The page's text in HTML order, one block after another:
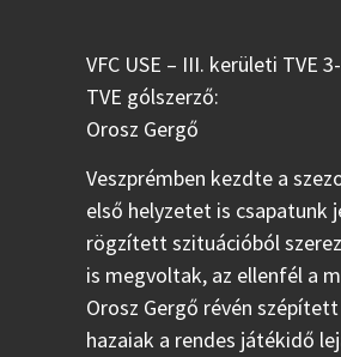
VFC USE – III. kerületi TVE
TVE gólszerző:
Orosz Gergő
Veszprémben kezdte a
első helyzetet is csapatunk
rögzített szituációból
is megvoltak, az ellenfél a
Orosz Gergő révén
hazaiak a rendes játékidő